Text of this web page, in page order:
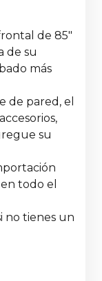
de 85"
de su
más
de pared, el
su
todo el
no tienes un